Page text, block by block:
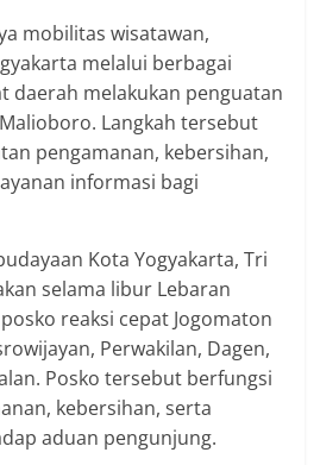
mobilitas wisatawan,
melalui berbagai
daerah melakukan penguatan
Langkah tersebut
pengamanan, kebersihan,
informasi bagi
Kota Yogyakarta, Tri
selama libur Lebaran
reaksi cepat Jogomaton
Perwakilan, Dagen,
Posko tersebut berfungsi
kebersihan, serta
aduan pengunjung.